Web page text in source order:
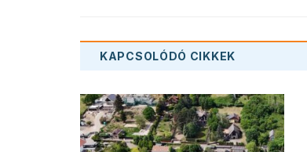
KAPCSOLÓDÓ CIKKEK